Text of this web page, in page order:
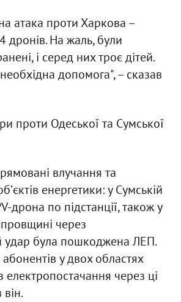
атака проти Харкова –
На жаль, були
і серед них троє дітей.
допомога", – сказав
проти Одеської та Сумської
влучання та
енергетики: у Сумській
дрона по підстанції, також у
через
удар була пошкоджена ЛЕП.
у двох областях
через ці